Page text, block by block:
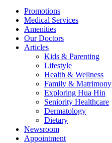
Promotions
Medical Services
Amenities
Our Doctors
Articles
Kids & Parenting
Lifestyle
Health & Wellness
Family & Matrimony
Exploring Hua Hin
Seniority Healthcare
Dermatology
Dietary
Newsroom
Appointment